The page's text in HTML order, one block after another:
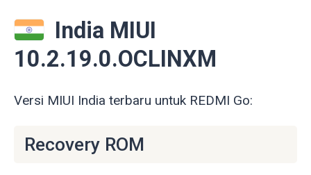
India MIUI
10.2.19.0.OCLINXM
Versi MIUI India terbaru untuk REDMI Go:
Recovery ROM